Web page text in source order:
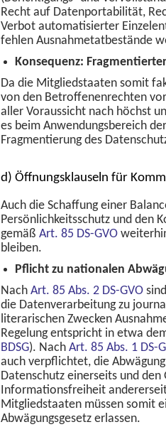
Recht auf Datenportabilität,
Verbot automatisierter
fehlen Ausnahmetatbestände
Konsequenz:
Da die Mitgliedstaaten somit
von den Betroffenenrechten
aller Voraussicht nach höchst
es beim Anwendungsbereich
Fragmentierung des
d) Öffnungsklauseln für
Auch die Schaffung einer
Persönlichkeitsschutz und den
gemäß Art. 85 DS-GVO
bleiben.
Pflicht zu nationalen
Nach Art. 85 Abs. 2 DS-GVO
die Datenverarbeitung zu
literarischen Zwecken
Regelung entspricht in etwa
BDSG). Nach Art. 85 Abs. 1 DS-
auch verpflichtet, die
Datenschutz einerseits und
Informationsfreiheit
Mitgliedstaaten müssen somit
Abwägungsgesetz erlassen.